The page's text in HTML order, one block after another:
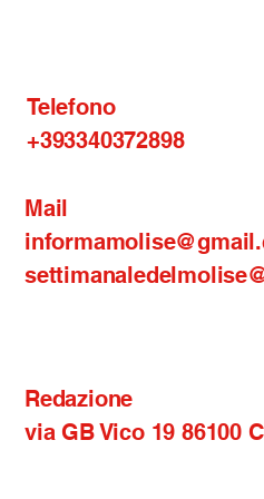
Telefono
+393340372898
Mail
Redazione
via GB Vico 19 86100